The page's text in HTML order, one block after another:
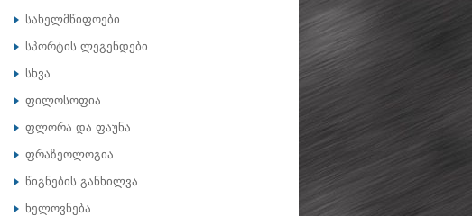
სახელმწიფოები
სპორტის ლეგენდები
სხვა
ფილოსოფია
ფლორა და ფაუნა
ფრაზეოლოგია
წიგნების განხილვა
ხელოვნება